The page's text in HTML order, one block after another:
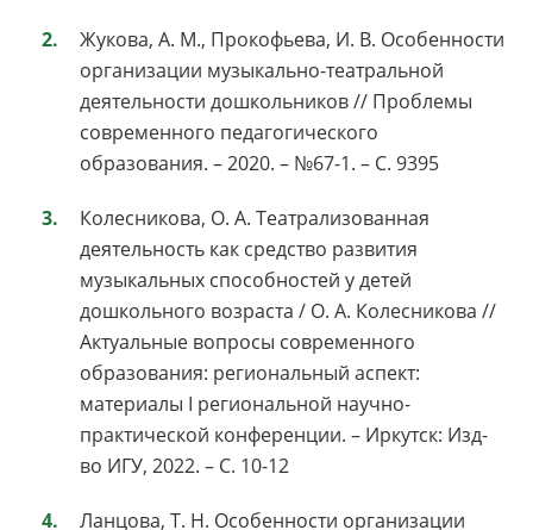
Жукова, А. М., Прокофьева, И. В. Особенности
организации музыкально-театральной
деятельности дошкольников // Проблемы
современного педагогического
образования. – 2020. – №67-1. – С. 9395
Колесникова, О. А. Театрализованная
деятельность как средство развития
музыкальных способностей у детей
дошкольного возраста / О. А. Колесникова //
Актуальные вопросы современного
образования: региональный аспект:
материалы I региональной научно-
практической конференции. – Иркутск: Изд-
во ИГУ, 2022. – С. 10-12
Ланцова, Т. Н. Особенности организации